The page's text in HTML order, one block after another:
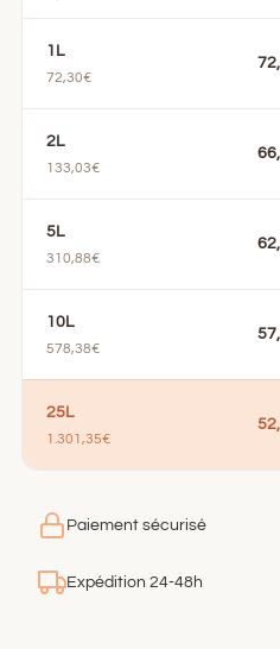
1L
72,30€
2L
133,03€
5L
310,88€
10L
578,38€
25L
1.301,35€
Paiement sécurisé
Expédition 24-48h